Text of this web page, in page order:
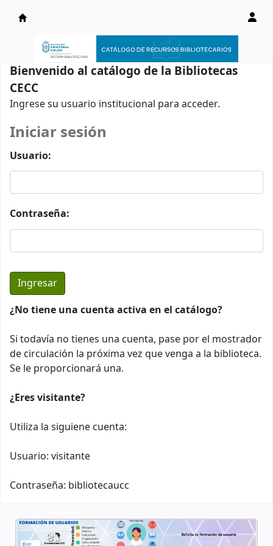
Catálogo en línea
Bienvenido al catálogo de la Bibliotecas
CECC
Ingrese su usuario institucional para acceder.
Iniciar sesión
Usuario:
Contraseña:
¿No tiene una cuenta activa en el catálogo?
Si todavía no tienes una cuenta, pase por el mostrador
de circulación la próxima vez que venga a la biblioteca.
Se le proporcionará una.
¿Eres visitante?
Utiliza la siguiene cuenta:
Usuario: visitante
Contraseña: bibliotecaucc